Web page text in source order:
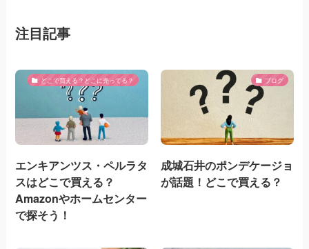
注目記事
どこで買える？どこに売ってる？
エンキアンツス・ペルラタ
スはどこで買える？
Amazonやホームセンター
で探そう！
ブログ
成城石井のポンデケージョ
が話題！どこで買える？